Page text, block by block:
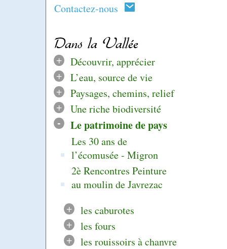
Contactez-nous
Dans la Vallée
+
Découvrir, apprécier
+
L’eau, source de vie
+
Paysages, chemins, relief
+
Une riche biodiversité
- Le patrimoine de pays
Les 30 ans de
l’écomusée - Migron
2è Rencontres Peinture
au moulin de Javrezac
+
les caburotes
+
les fours
+
les rouissoirs à chanvre